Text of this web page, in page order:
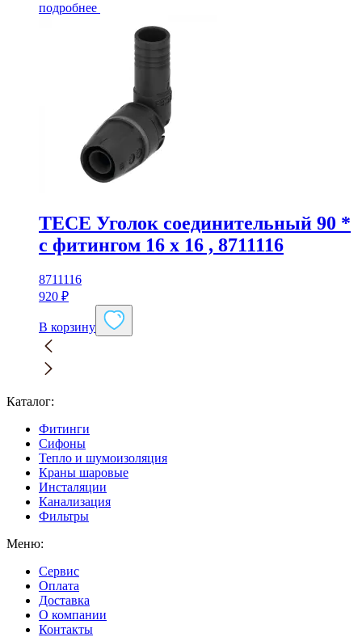
подробнее
TECE Уголок соединительный 90 *
с фитингом 16 x 16 , 8711116
8711116
920 ₽
В корзину
Каталог:
Фитинги
Сифоны
Тепло и шумоизоляция
Краны шаровые
Инсталяции
Канализация
Фильтры
Меню:
Сервис
Оплата
Доставка
О компании
Контакты